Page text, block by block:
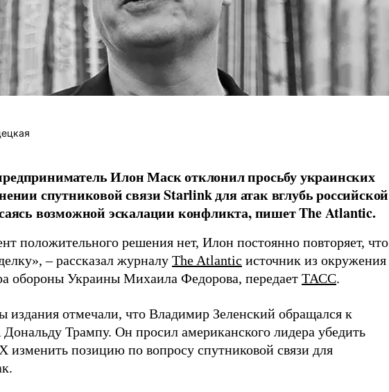
Илон Маск отклонил просьбу украинских
спутниковой связи Starlink для атак вглубь российской
возможной эскалации конфликта, пишет The Atlantic.
положительного решения нет, Илон постоянно повторяет, что
– рассказал журналу The Atlantic источник из окружения
обороны Украины Михаила Федорова, передает ТАСС.
издания отмечали, что Владимир Зеленский обращался к
Трампу. Он просил американского лидера убедить
изменить позицию по вопросу спутниковой связи для